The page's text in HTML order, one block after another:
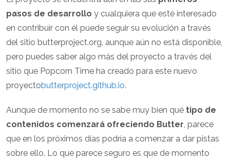
pasos de desarrollo y cualquiera que esté interesado
en contribuir con él puede seguir su evolución a través
del sitio butterproject.org, aunque aún no está disponible,
pero puedes saber algo más del proyecto a través del
sitio que Popcorn Time ha creado para este nuevo
proyectobutterproject.github.io.
Aunque de momento no se sabe muy bien qué tipo de
contenidos comenzará ofreciendo Butter, parece
que en los próximos días podría a comenzar a dar pistas
sobre ello. Lo que parece seguro es que de momento